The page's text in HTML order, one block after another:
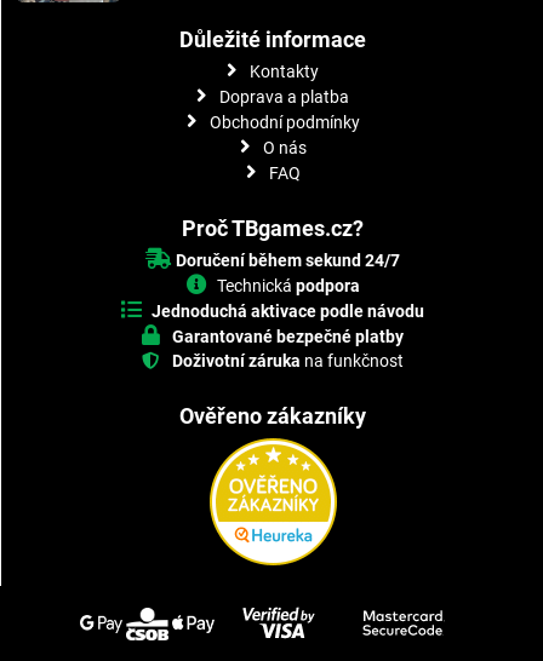
Důležité informace
Kontakty
Doprava a platba
Obchodní podmínky
O nás
FAQ
Proč TBgames.cz?
Doručení během sekund 24/7
Technická podpora
Jednoduchá aktivace podle návodu
Garantované bezpečné platby
Doživotní záruka na funkčnost
Ověřeno zákazníky